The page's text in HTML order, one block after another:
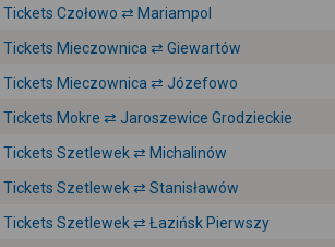
Tickets Czołowo ⇄ Mariampol
Tickets Mieczownica ⇄ Giewartów
Tickets Mieczownica ⇄ Józefowo
Tickets Mokre ⇄ Jaroszewice Grodzieckie
Tickets Szetlewek ⇄ Michalinów
Tickets Szetlewek ⇄ Stanisławów
Tickets Szetlewek ⇄ Łazińsk Pierwszy